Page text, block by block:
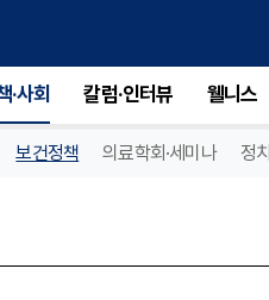
·사회 칼럼·인터뷰 웰니스
보건정책 의료학회·세미나 정치